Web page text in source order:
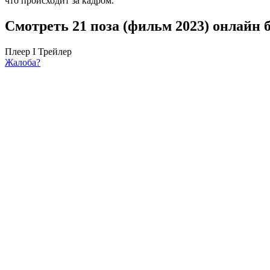
Смотреть 21 поза (фильм 2023) онлайн
Плеер I Трейлер
Жалоба?